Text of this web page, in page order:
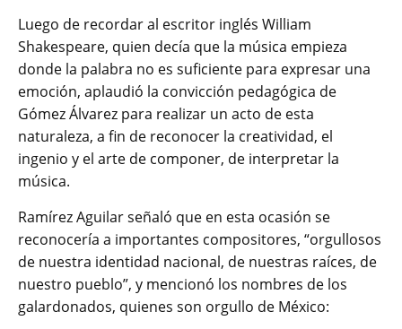
Luego de recordar al escritor inglés William
Shakespeare, quien decía que la música empieza
donde la palabra no es suficiente para expresar una
emoción, aplaudió la convicción pedagógica de
Gómez Álvarez para realizar un acto de esta
naturaleza, a fin de reconocer la creatividad, el
ingenio y el arte de componer, de interpretar la
música.
Ramírez Aguilar señaló que en esta ocasión se
reconocería a importantes compositores, “orgullosos
de nuestra identidad nacional, de nuestras raíces, de
nuestro pueblo”, y mencionó los nombres de los
galardonados, quienes son orgullo de México: